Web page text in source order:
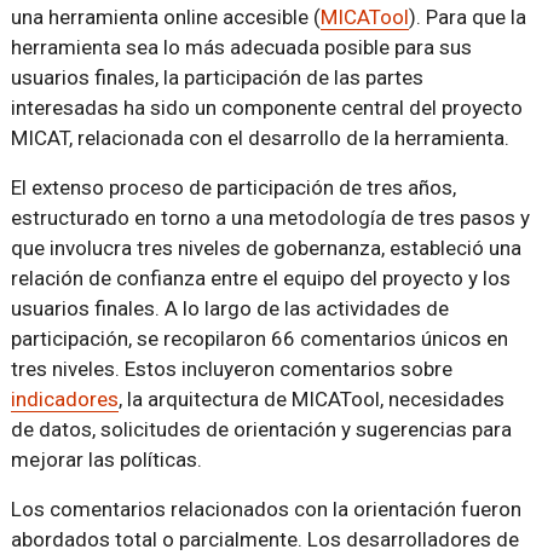
una herramienta online accesible (MICATool). Para que la
herramienta sea lo más adecuada posible para sus
usuarios finales, la participación de las partes
interesadas ha sido un componente central del proyecto
MICAT, relacionada con el desarrollo de la herramienta.
El extenso proceso de participación de tres años,
estructurado en torno a una metodología de tres pasos y
que involucra tres niveles de gobernanza, estableció una
relación de confianza entre el equipo del proyecto y los
usuarios finales. A lo largo de las actividades de
participación, se recopilaron 66 comentarios únicos en
tres niveles. Estos incluyeron comentarios sobre
indicadores, la arquitectura de MICATool, necesidades
de datos, solicitudes de orientación y sugerencias para
mejorar las políticas.
Los comentarios relacionados con la orientación fueron
abordados total o parcialmente. Los desarrolladores de